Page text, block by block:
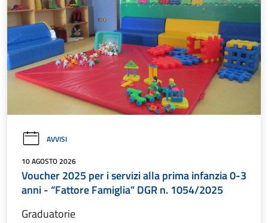
AVVISI
10 AGOSTO 2026
Voucher 2025 per i servizi alla prima infanzia 0-3
anni - “Fattore Famiglia” DGR n. 1054/2025
Graduatorie